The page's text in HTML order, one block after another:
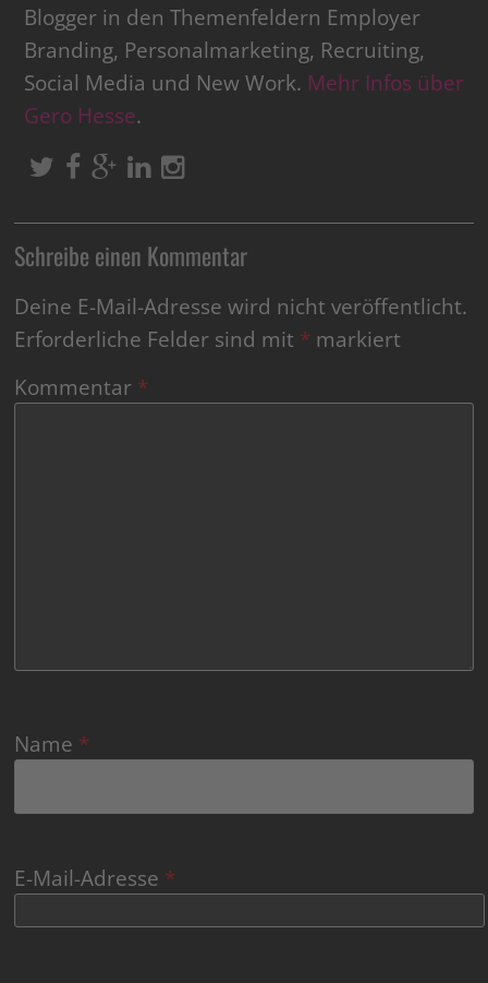
Blogger in den Themenfeldern Employer
Branding, Personalmarketing, Recruiting,
Social Media und New Work. Mehr Infos über
Gero Hesse.
Schreibe einen Kommentar
Deine E-Mail-Adresse wird nicht veröffentlicht.
Erforderliche Felder sind mit * markiert
Kommentar *
Name *
E-Mail-Adresse *